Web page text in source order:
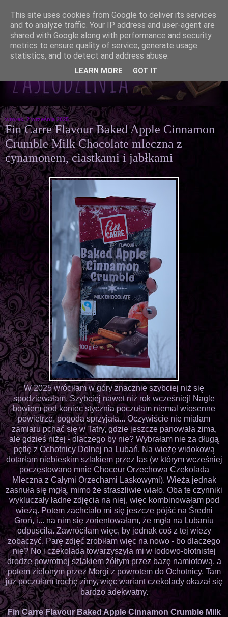
wtorek, 2 września 2025
Fin Carre Flavour Baked Apple Cinnamon
Crumble Milk Chocolate mleczna z
cynamonem, ciastkami i jabłkami
W 2025 wróciłam w góry znacznie szybciej niż się
spodziewałam. Szybciej nawet niż rok wcześniej! Nagle
bowiem pod koniec stycznia poczułam niemal wiosenne
powietrze, pogoda sprzyjała... Oczywiście nie miałam
zamiaru pchać się w Tatry, gdzie jeszcze panowała zima,
ale gdzieś niżej - dlaczego by nie? Wybrałam nie za długą
pętlę z Ochotnicy Dolnej na Lubań. Na wieżę widokową
dotarłam niebieskim szlakiem przez las (w którym wcześniej
poczęstowano mnie Choceur Orzechowa Czekolada
Mleczna z Całymi Orzechami Laskowymi). Wieża jednak
zasnuła się mgłą, mimo że straszliwie wiało. Oba te czynniki
wykluczały ładne zdjęcia na niej, więc kombinowałam pod
wieżą. Potem zachciało mi się jeszcze pójść na Średni
Groń, i... na nim się zorientowałam, że mgła na Lubaniu
odpuściła. Zawróciłam więc, by jednak coś z tej wieży
zobaczyć. Parę zdjęć zrobiłam więc na nowo - bo dlaczego
nie? No i czekolada towarzyszyła mi w lodowo-błotnistej
drodze powrotnej szlakiem żółtym przez bazę namiotową, a
potem zielonym przez Morgi z powrotem do Ochotnicy. Tam
już poczułam trochę zimy, więc wariant czekolady okazał się
bardzo adekwatny.
Fin Carre Flavour Baked Apple Cinnamon Crumble Milk
This site uses cookies from Google to deliver its services
and to analyze traffic. Your IP address and user-agent are
shared with Google along with performance and security
metrics to ensure quality of service, generate usage
statistics, and to detect and address abuse.
LEARN MORE GOT IT